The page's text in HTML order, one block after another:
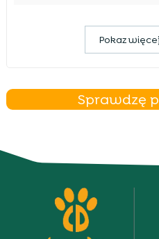
Pokaz więcej
Sprawdzę